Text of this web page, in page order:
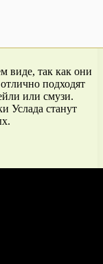
виде, так как они
подходят
или смузи.
Услада станут